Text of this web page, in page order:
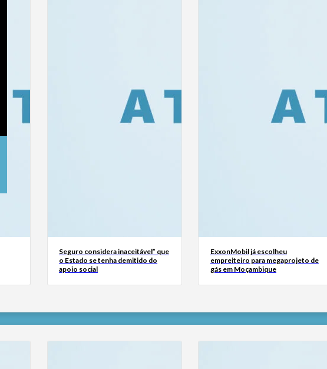
Seguro considera inaceitável” que
o Estado se tenha demitido do
apoio social
ExxonMobil já escolheu
empreiteiro para megaprojeto de
gás em Moçambique